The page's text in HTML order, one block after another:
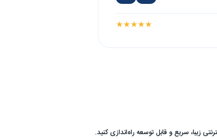
★★★★★
زیبا، سریع و قابل توسعه راه‌اندازی کنید.